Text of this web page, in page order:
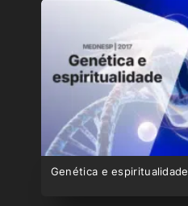
Genética e espiritualidade